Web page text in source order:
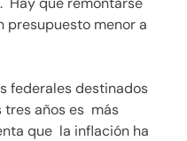
presupuesto menor a
federales destinados
tres años es más
que la inflación ha